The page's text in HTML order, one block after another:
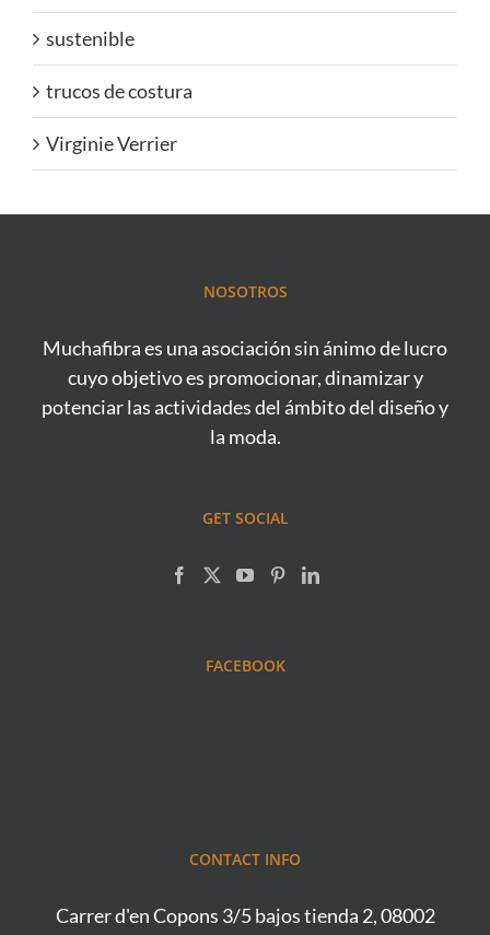
sustenible
trucos de costura
Virginie Verrier
NOSOTROS
Muchafibra es una asociación sin ánimo de lucro
cuyo objetivo es promocionar, dinamizar y
potenciar las actividades del ámbito del diseño y
la moda.
GET SOCIAL
FACEBOOK
CONTACT INFO
Carrer d'en Copons 3/5 bajos tienda 2, 08002